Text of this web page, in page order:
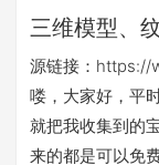
三维模型、
源链接：
喽，大家好，平
就把我收集到的
来的都是可以免